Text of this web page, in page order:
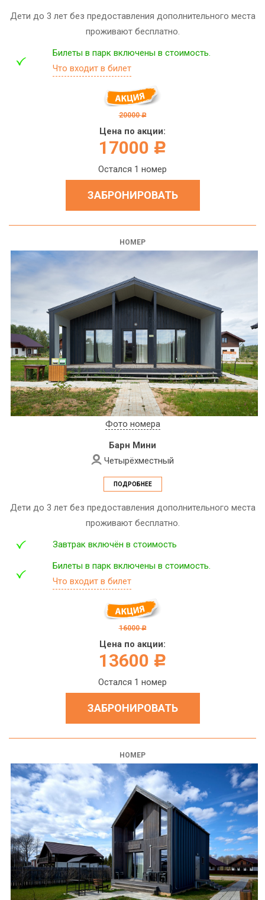
Дети до 3 лет без предоставления дополнительного места
проживают бесплатно.
Билеты в парк включены в стоимость.
Что входит в билет
20000 c
Цена по акции:
17000 c
Остался 1 номер
ЗАБРОНИРОВАТЬ
НОМЕР
Фото номера
Барн Мини
Четырёхместный
ПОДРОБНЕЕ
Дети до 3 лет без предоставления дополнительного места
проживают бесплатно.
Завтрак включён в стоимость
Билеты в парк включены в стоимость.
Что входит в билет
16000 c
Цена по акции:
13600 c
Остался 1 номер
ЗАБРОНИРОВАТЬ
НОМЕР